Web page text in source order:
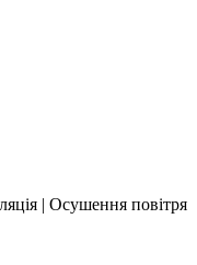
| Осушення повітря